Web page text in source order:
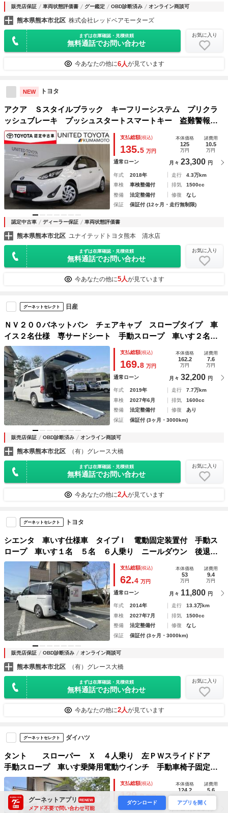
販売店保証 車両状態評価書 グー鑑定 OBD診断済み オンライン商談可
熊本県熊本市北区 株式会社レッドベアモーターズ
まずは在庫確認・見積依頼
無料通話でお問い合わせ
お気に入り
今あなたの他に6人が見ています
NEW トヨタ
アクア Ｓスタイルブラック キーフリーシステム プリクラ
ッシュブレーキ プッシュスタートスマートキー 盗難警報装
置 ＬＥＤヘットライト Ｗエアバック ナビＴＶ Ｂカメ
ラ 横滑り防止システム ＡＡＣ ＥＴＣ車載器 ＤＶＤ再生
機能
支払総額(税込)
135.5 万円
本体価格
125
万円
諸費用
10.5
万円
通常ローン 月々 23,300 円
年式 2018年 走行
4.3万km
車検
車検整備付 排気
1500cc
整備
法定整備付 修復
なし
保証
保証付 (12ヶ月・走行無制限)
認定中古車 ディーラー保証 車両状態評価書
熊本県熊本市北区 ユナイテッドトヨタ熊本 清水店
まずは在庫確認・見積依頼
無料通話でお問い合わせ
お気に入り
今あなたの他に5人が見ています
グーネットセレクト 日産
ＮＶ２００バネットバン チェアキャブ スロープタイプ 車
イス２名仕様 専サードシート 手動スロープ 車いす２名＋
４名の６人乗り 車いす乗降用電動ウインチ 電動車いす固定
装置 オートステップ リヤエアコン メモリーナビ フルセ
グＴＶ Ｂカメラ Ｂｌｕｅｔｏｏｔｈ ＥＴＣ ドラレコ
禁煙車
支払総額(税込)
169.8 万円
本体価格
162.2
万円
諸費用
7.6
万円
通常ローン 月々 32,200 円
年式 2019年 走行
7.7万km
車検
2027年6月 排気
1600cc
整備
法定整備付 修復
あり
保証
保証付 (3ヶ月・3000km)
販売店保証 OBD診断済み オンライン商談可
熊本県熊本市北区 （有）グレース大橋
まずは在庫確認・見積依頼
無料通話でお問い合わせ
お気に入り
今あなたの他に2人が見ています
グーネットセレクト トヨタ
シエンタ 車いす仕様車 タイプＩ 電動固定装置付 手動ス
ロープ 車いす１名 ５名 ６人乗り ニールダウン 後退防
止ベルト 電動車いす固定装置 両側スライドドア メモリー
ナビ フルセグＴＶ バックカメラ ＥＴＣ キーレス ＡＢ
Ｓ 禁煙車
支払総額(税込)
62.4 万円
本体価格
53
万円
諸費用
9.4
万円
通常ローン 月々 11,800 円
年式 2014年 走行
13.3万km
車検
2027年7月 排気
1500cc
整備
法定整備付 修復
なし
保証
保証付 (3ヶ月・3000km)
販売店保証 OBD診断済み オンライン商談可
熊本県熊本市北区 （有）グレース大橋
まずは在庫確認・見積依頼
無料通話でお問い合わせ
お気に入り
今あなたの他に2人が見ています
グーネットセレクト ダイハツ
タント スローパー Ｘ ４人乗り 左ＰＷスライドドア
手動スロープ 車いす乗降用電動ウインチ 手動車椅子固定装
置 Ｄオーディオ Ｂｌｕｅｔｏｏｔｈ ＤＶＤ再生 Ｂカメ
ラ ＥＴＣ ＬＥＤライト 禁煙車
支払総額(税込)
129.8万円
本体価格
124.2
万円
諸費用
5.6
万円
通常ローン 月々24,600円
グーネットアプリ RENEW
メアド不要で問い合わせ可能
ダウンロード アプリを開く